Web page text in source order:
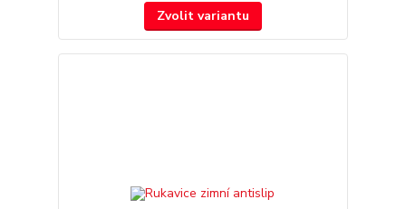
Zvolit variantu